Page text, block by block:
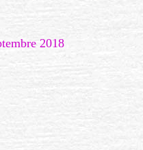
2018